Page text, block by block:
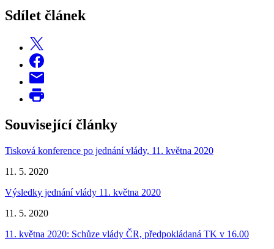
Sdílet článek
Související články
Tisková konference po jednání vlády, 11. května 2020
11. 5. 2020
Výsledky jednání vlády 11. května 2020
11. 5. 2020
11. května 2020: Schůze vlády ČR, předpokládaná TK v 16.00